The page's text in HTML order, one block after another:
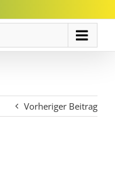
Vorheriger Beitrag